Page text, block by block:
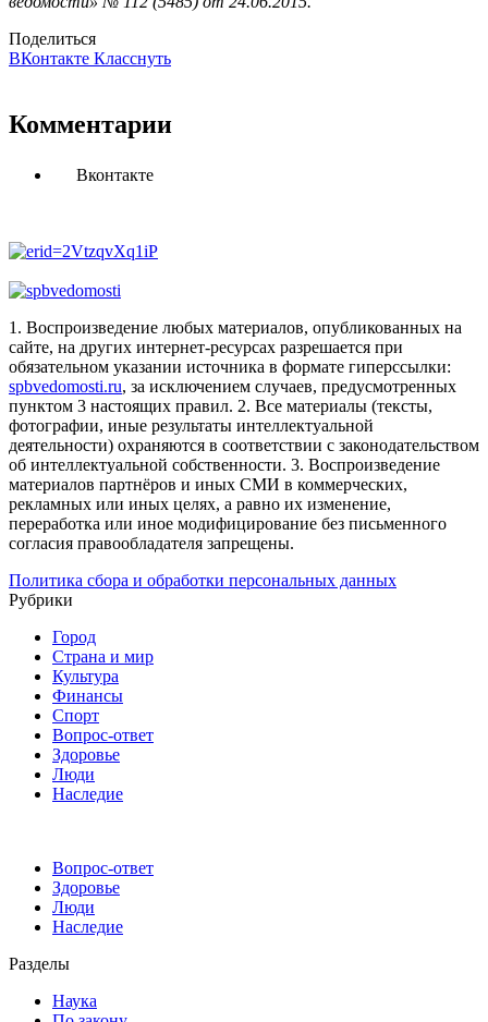
Поделиться
ВКонтакте Класснуть
Комментарии
Вконтакте
1. Воспроизведение любых материалов, опубликованных на
сайте, на других интернет-ресурсах разрешается при
обязательном указании источника в формате гиперссылки:
spbvedomosti.ru, за исключением случаев, предусмотренных
пунктом 3 настоящих правил. 2. Все материалы (тексты,
фотографии, иные результаты интеллектуальной
деятельности) охраняются в соответствии с законодательством
об интеллектуальной собственности. 3. Воспроизведение
материалов партнёров и иных СМИ в коммерческих,
рекламных или иных целях, а равно их изменение,
переработка или иное модифицирование без письменного
согласия правообладателя запрещены.
Политика сбора и обработки персональных данных
Рубрики
Город
Страна и мир
Культура
Финансы
Спорт
Вопрос-ответ
Здоровье
Люди
Наследие
Вопрос-ответ
Здоровье
Люди
Наследие
Разделы
Наука